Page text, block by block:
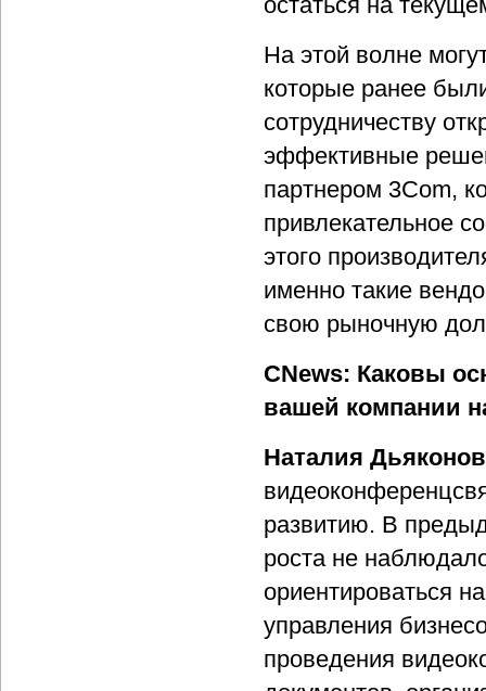
На этой волне
которые ранее
сотрудничеству
эффективные
партнером 3Com,
привлекательное
этого
именно такие
свою рыночную
CNews: Каковы
вашей компании
Наталия
развитию. В
роста не
ориентироваться
управления
проведения